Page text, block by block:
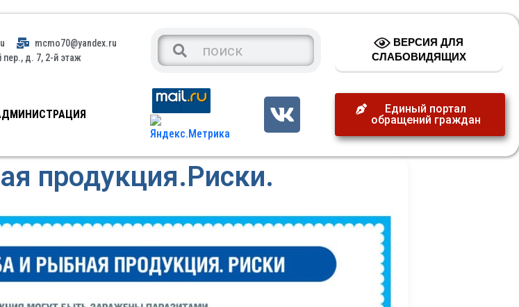
mcmo70@yandex.ru
пер., д. 7, 2-й этаж
ВЕРСИЯ ДЛЯ
СЛАБОВИДЯЩИХ
Единый портал
обращений граждан
продукция.Риски.